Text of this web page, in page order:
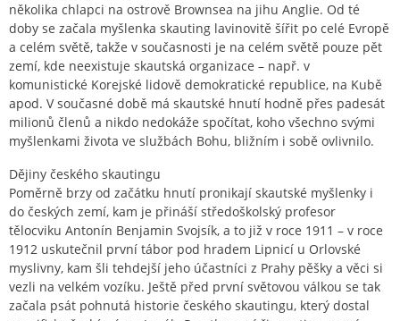
několika chlapci na ostrově Brownsea na jihu Anglie. Od té
doby se začala myšlenka skauting lavinovitě šířit po celé Evropě
a celém světě, takže v současnosti je na celém světě pouze pět
zemí, kde neexistuje skautská organizace – např. v
komunistické Korejské lidově demokratické republice, na Kubě
apod. V současné době má skautské hnutí hodně přes padesát
milionů členů a nikdo nedokáže spočítat, koho všechno svými
myšlenkami života ve službách Bohu, bližním i sobě ovlivnilo.
Dějiny českého skautingu
Poměrně brzy od začátku hnutí pronikají skautské myšlenky i
do českých zemí, kam je přináší středoškolský profesor
tělocviku Antonín Benjamin Svojsík, a to již v roce 1911 – v roce
1912 uskutečnil první tábor pod hradem Lipnicí u Orlovské
myslivny, kam šli tehdejší jeho účastníci z Prahy pěšky a věci si
vezli na velkém vozíku. Ještě před první světovou válkou se tak
začala psát pohnutá historie českého skautingu, který dostal